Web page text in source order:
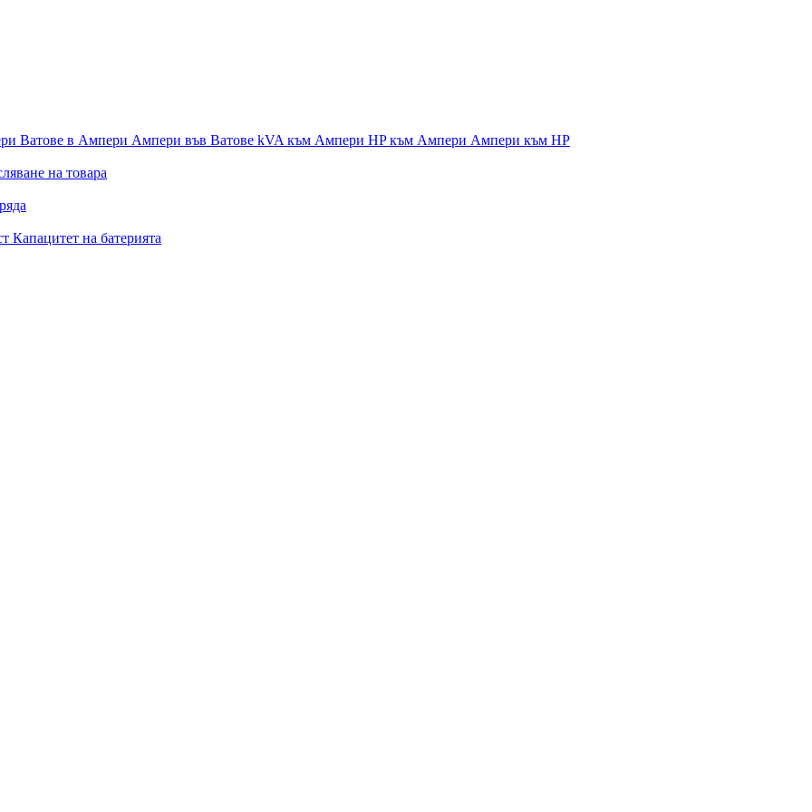
Ватове в Ампери Ампери във Ватове kVA към Ампери HP към Ампери Ампери към HP
на товара
Капацитет на батерията